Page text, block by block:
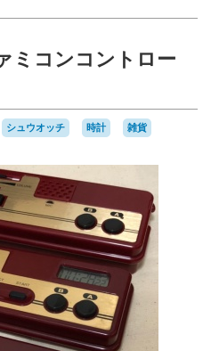
ミコンコントロー
シュウオッチ 時計
雑貨